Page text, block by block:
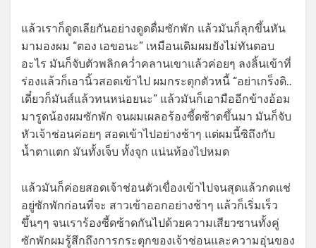
แล้วเราก็ดูดเลียกันอย่างดูดดื่มซักพัก แล้วมันก็ลุกขึ้นหัน
มามองผม “ตอง เอขอนะ” เหมือนเดิมผมยังไม่ทันตอบ
อะไร มันก็จับตัวพลิกคว่ำคลานเขาแล้วค่อยๆ ลงลิ้นเข้าที่
ร่องแล้วก็เอานิ้วสอดเข้าไป ผมกระตุกตัวหนี้ “อย่าเกร็งดิ..
เดี๋ยวก็มันส์แล้วทนหน่อยนะ” แล้วมันก็เอามืออีกข้างอ้อม
มารูดน้องผมซักพัก จนผมเผลอร้องซี้ดซ้าดขึ้นมา มันก็จับ
หัวเจ้าช่อนค่อยๆ สอดเข้าไปอย่างช้าๆ แต่ผมนี้ซิถึงกับ
น้ำตาแตก มันทั้งเจ็บ ทั้งจุก แน่นท้องไปหมด
แล้วมันก็ค่อยสอดเจ้าช่อนตัวเขื่องเข้าไปจนสุดแล้วกดแช่
อยู่ซักพักก่อนที่จะ สาวเข้าออกอย่างช้าๆ แล้วก็เริ่มเร็ว
ขึ้นๆๆ จนเราร้องซี้ดซ้าดกันไปด้วยความเสียวซานทั้งคู่
ซักพักผมรู้สึกถึงการกระตุกของเจ้าช่อนและความอุ่นของ